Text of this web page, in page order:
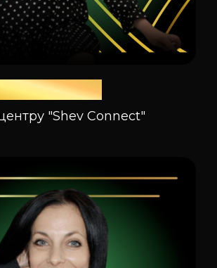
Шматкова
"Shev Connect"